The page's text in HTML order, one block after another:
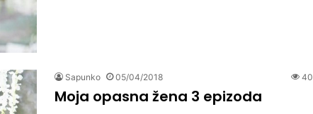
Sapunko 05/04/2018 40
Moja opasna žena 3 epizoda